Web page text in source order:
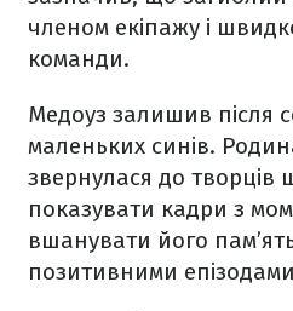
членом екіпажу і
команди.
Медоуз залишив після
маленьких синів.
звернулася до творців
показувати кадри з
вшанувати його
позитивними